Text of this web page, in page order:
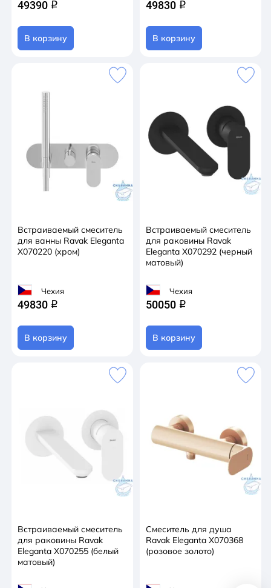
49390 q
В корзину
49830 q
В корзину
Встраиваемый смеситель
для ванны Ravak Eleganta
X070220 (хром)
Чехия
49830 q
В корзину
Встраиваемый смеситель
для раковины Ravak
Eleganta X070292 (черный
матовый)
Чехия
50050 q
В корзину
Встраиваемый смеситель
для раковины Ravak
Eleganta X070255 (белый
матовый)
Смеситель для душа
Ravak Eleganta X070368
(розовое золото)